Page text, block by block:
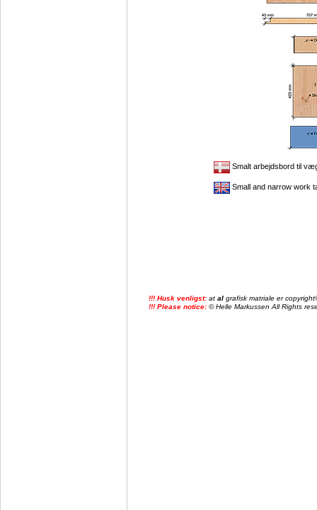
Smalt arbejdsbord til
Small and narrow work
!!! Husk venligst: at al grafisk matriale er
!!! Please notice: © Helle Markussen All Rights